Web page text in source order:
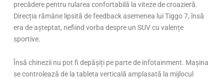
precădere pentru rularea confortabilă la viteze de croazieră.
Direcția rămâne lipsită de feedback asemenea lui Tiggo 7, însă
era de așteptat, nefiind vorba despre un SUV cu valențe
sportive.
Însă chinezii nu pot fi depășiți pe parte de infotainment. Mașina
se controlează de la tableta verticală amplasată la mijlocul